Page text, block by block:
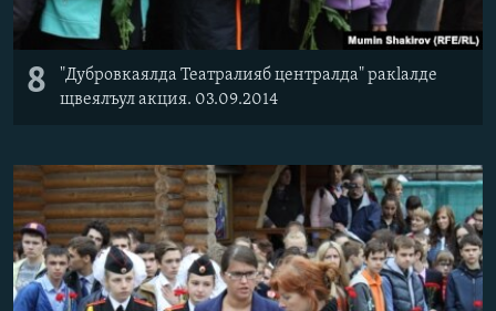
8
"Дубровкаялда Театралияб централда" ракlалде
щвеялъул акция. 03.09.2014